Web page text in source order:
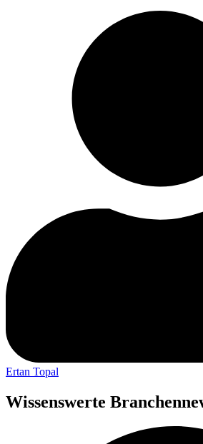
Ertan Topal
Wissenswerte